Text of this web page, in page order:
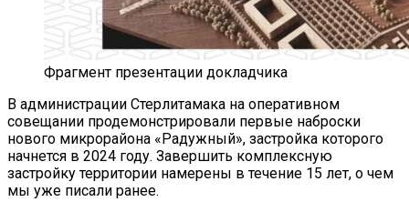
Фрагмент презентации докладчика
В администрации Стерлитамака на оперативном
совещании продемонстрировали первые наброски
нового микрорайона «Радужный», застройка которого
начнется в 2024 году. Завершить комплексную
застройку территории намерены в течение 15 лет, о чем
мы уже писали ранее.